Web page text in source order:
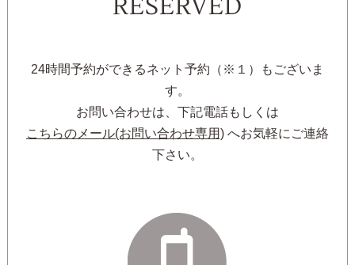
RESERVED
24時間予約ができるネット予約（※１）もございま
す。
お問い合わせは、下記電話もしくは
こちらのメール(お問い合わせ専用) へお気軽にご連絡
下さい。